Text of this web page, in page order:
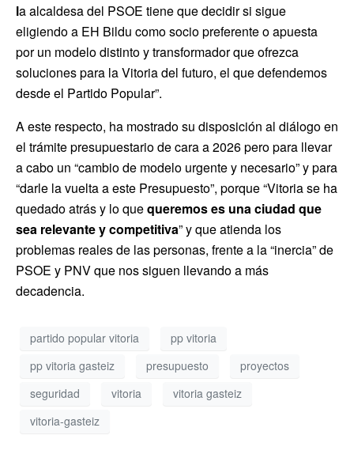
la alcaldesa del PSOE tiene que decidir si sigue
eligiendo a EH Bildu como socio preferente o apuesta
por un modelo distinto y transformador que ofrezca
soluciones para la Vitoria del futuro, el que defendemos
desde el Partido Popular”.
A este respecto, ha mostrado su disposición al diálogo en
el trámite presupuestario de cara a 2026 pero para llevar
a cabo un “cambio de modelo urgente y necesario” y para
“darle la vuelta a este Presupuesto”, porque “Vitoria se ha
quedado atrás y lo quequeremos es una ciudad que
sea relevante y competitiva” y que atienda los
problemas reales de las personas, frente a la “inercia” de
PSOE y PNV que nos siguen llevando a más
decadencia.
partido popular vitoria
pp vitoria
pp vitoria gasteiz
presupuesto
proyectos
seguridad
vitoria
vitoria gasteiz
vitoria-gasteiz